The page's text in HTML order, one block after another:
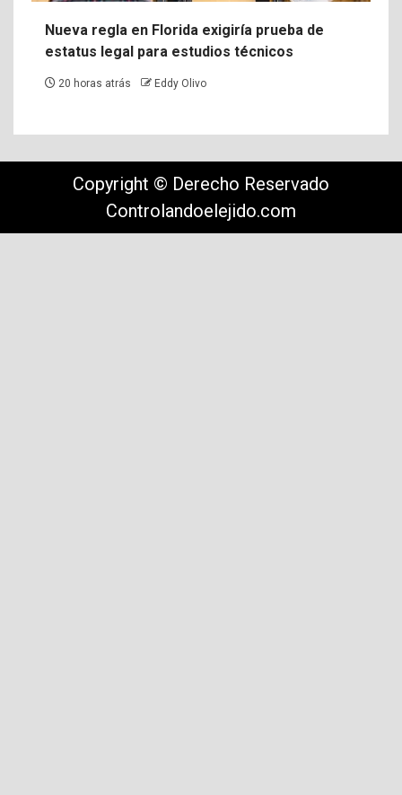
Nueva regla en Florida exigiría prueba de
estatus legal para estudios técnicos
20 horas atrás Eddy Olivo
Copyright © Derecho Reservado
Controlandoelejido.com